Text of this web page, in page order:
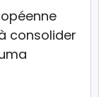
consolider